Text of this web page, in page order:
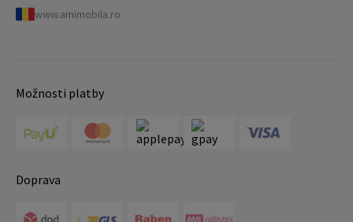
www.amimobila.ro
Možnosti platby
Doprava